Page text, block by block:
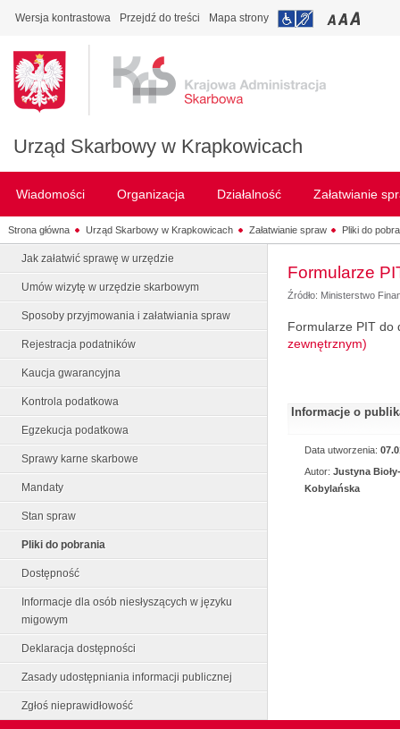
Wersja kontrastowa Przejdź do treści Mapa strony
Urząd Skarbowy w Krapkowicach
Wiadomości Organizacja Działalność Załatwianie
Strona główna Urząd Skarbowy w Krapkowicach Załatwianie spraw Pliki do
Jak załatwić sprawę w urzędzie
Umów wizytę w urzędzie skarbowym
Sposoby przyjmowania i załatwiania spraw
Rejestracja podatników
Kaucja gwarancyjna
Kontrola podatkowa
Egzekucja podatkowa
Sprawy karne skarbowe
Mandaty
Stan spraw
Pliki do pobrania
Dostępność
Informacje dla osób niesłyszących w języku
migowym
Deklaracja dostępności
Zasady udostępniania informacji publicznej
Zgłoś nieprawidłowość
Formularze
Źródło: Ministerstwo
Formularze PIT do
zewnętrznym)
Informacje o
Data utworzenia:
Autor: Justyna Bioły-
Kobylańska